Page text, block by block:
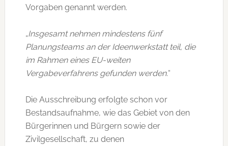
Vorgaben genannt werden.
„Insgesamt nehmen mindestens fünf
Planungsteams an der Ideenwerkstatt teil, die
im Rahmen eines EU-weiten
Vergabeverfahrens gefunden werden.“
Die Ausschreibung erfolgte schon vor
Bestandsaufnahme, wie das Gebiet von den
Bürgerinnen und Bürgern sowie der
Zivilgesellschaft, zu denen